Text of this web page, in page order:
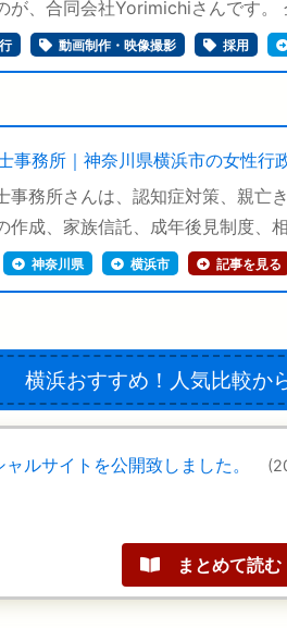
が、合同会社Yorimichiさんです。
動画制作・映像撮影 採用
事務所｜神奈川県横浜市の女性行
事務所さんは、認知症対策、親亡
作成、家族信託、成年後見制度、
神奈川県 横浜市 記事を見る
横浜おすすめ！人気比較か
ルサイトを公開致しました。
まとめて読む